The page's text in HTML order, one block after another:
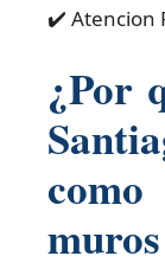
✔️ Atencion
¿Por